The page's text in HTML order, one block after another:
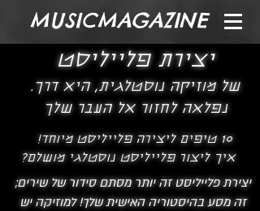
MUSICMAGAZINE
יצירת פלייליסט
.של מוזיקה נוסטלגית, היא דרך
נפלאה לחזור אל העבר שלך
10 טיפים ליצירה פלייליסט מיוחד!
איך ליצור פלייליסט נוסטלגי מושלם?
יצירת פלייליסט זה יותר מסתם סידור של שירים;
זה מסע בהיסטוריה האישית שלך! למוזיקה יש